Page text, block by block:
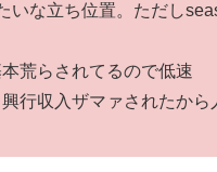
いな立ち位置。ただし
荒らされてるので低速
行収入ザマァされたから